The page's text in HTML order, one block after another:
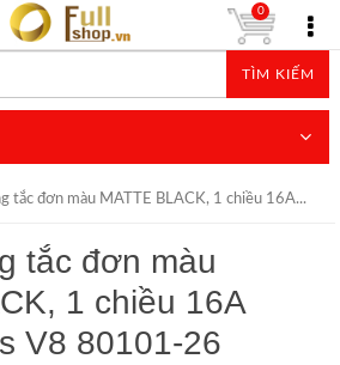
TÌM KIẾM
0
tắc đơn màu MATTE BLACK, 1 chiều 16A...
tắc đơn màu
1 chiều 16A
V8 80101-26